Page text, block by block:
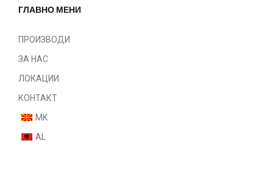
Шминка
Парфеми
Некатегоризирано
ГЛАВНО МЕНИ
ПРОИЗВОДИ
ЗА НАС
ЛОКАЦИИ
КОНТАКТ
MK
AL